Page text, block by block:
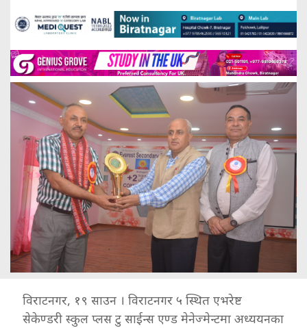
विराटनगर, १९ साउन । विराटनगर ५ स्थित एभरेष्ट
सेकेण्डरी स्कुल प्लस टु साईन्स एण्ड मेनेज्मेन्टमा अध्ययनका